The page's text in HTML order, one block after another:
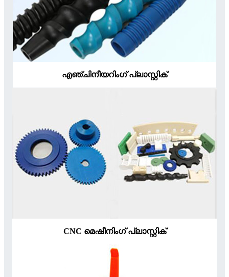
എഞ്ചിനീയറിംഗ് പ്ലാസ്റ്റിക്
CNC മെഷീനിംഗ് പ്ലാസ്റ്റിക്